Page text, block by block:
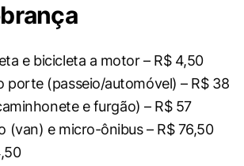
e bicicleta a motor – R$ 4,50
porte (passeio/automóvel) – R$ 38
e furgão) – R$ 57
(van) e micro-ônibus – R$ 76,50